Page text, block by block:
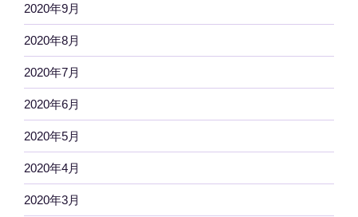
2020年9月
2020年8月
2020年7月
2020年6月
2020年5月
2020年4月
2020年3月